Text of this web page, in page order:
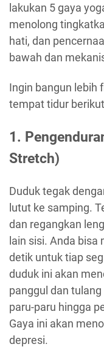
lakukan 5 gaya
menolong
hati, dan
bawah dan
Ingin bangun lebih
tempat tidur
1.
Stretch)
Duduk tegak
lutut ke samping.
dan regangkan
lain sisi. Anda
detik untuk tiap
duduk ini akan
panggul dan
paru-paru hingga
Gaya ini akan
depresi.